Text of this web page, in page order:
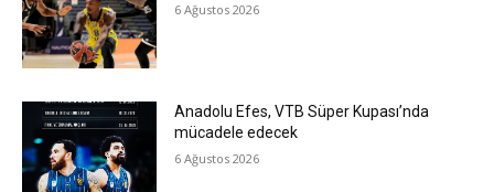
6 Ağustos 2026
Anadolu Efes, VTB Süper Kupası’nda
mücadele edecek
6 Ağustos 2026